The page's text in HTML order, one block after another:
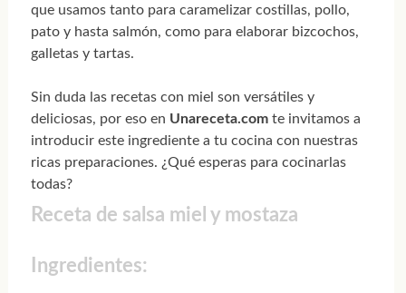
que usamos tanto para caramelizar costillas, pollo,
pato y hasta salmón, como para elaborar bizcochos,
galletas y tartas.
Sin duda las recetas con miel son versátiles y
deliciosas, por eso en Unareceta.comte invitamos a
introducir este ingrediente a tu cocina con nuestras
ricas preparaciones. ¿Qué esperas para cocinarlas
todas?
Receta de salsa miel y mostaza
Ingredientes: